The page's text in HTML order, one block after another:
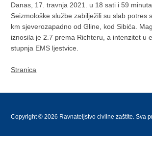
Danas, 17. travnja 2021. u 18 sati i 59
Seizmološke službe zabilježili su slab potres
km sjeverozapadno od Gline, kod Sibića.
iznosila je 2.7 prema Richteru, a intenzitet u
stupnja EMS ljestvice.
Stranica
Copyright © 2026 Ravnateljstvo civilne zaštite. Sva